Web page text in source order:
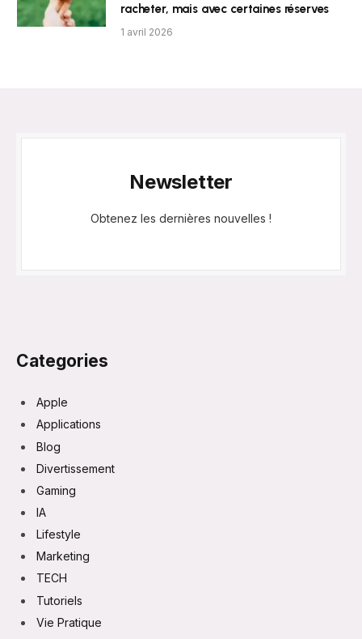
racheter, mais avec certaines réserves
1 avril 2026
Newsletter
Obtenez les dernières nouvelles !
Categories
Apple
Applications
Blog
Divertissement
Gaming
IA
Lifestyle
Marketing
TECH
Tutoriels
Vie Pratique